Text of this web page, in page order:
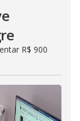
R$ 900